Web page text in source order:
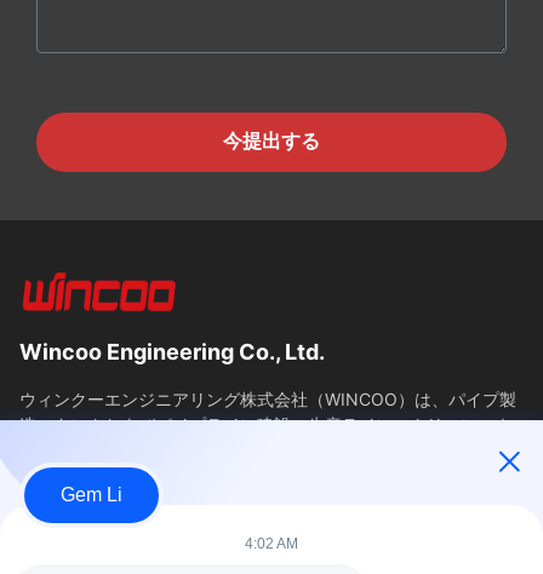
今提出する
Wincoo Engineering Co., Ltd.
ウィンクーエンジニアリング株式会社（WINCOO）は、パイプ製
造、タンクおよびパイプライン建設、生産ライン、クリーンエネ
ルギープロジェクトのクライアント向けに、カスタマイズされた
ソリューションと機器を提供することに特化しています。当社
は、工具、機械、特殊商品の迅速な供給を保証し、中国における
調...
Gem Li
4:02 AM